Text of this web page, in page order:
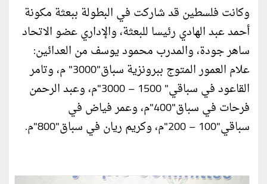
وكانت فلسطين قد شاركت في البطولة ببعثة مكونة
أحمد عبد الهادي رئيسا للبعثة، والإداري عضو الاتحاد
ساهر جودة، والمدرب محمود يوسف من العدائين:
علام العمور المتوج ببرونزية سباق"3000" م، وتامر
القاعود في سباقي" 1500 – 3000"م، وعبد الرحمن
فرحات في سباق"400"م، وعمر فياض في
سباقي"100 – 200"م، وكريم ريان في سباق"800"م.